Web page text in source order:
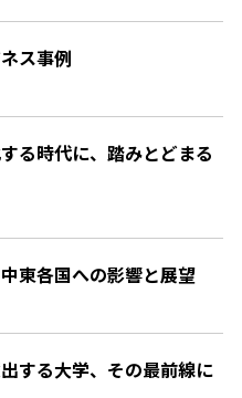
ス事例
る時代に、踏みとどまる
東各国への影響と展望
する大学、その最前線に